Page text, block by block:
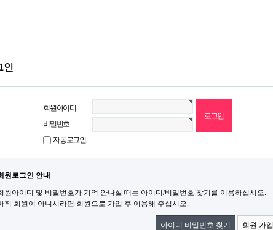
인
회원아이디
비밀번호
자동로그인
원로그인 안내
원아이디 및 비밀번호가 기억 안나실 때는 아이디/비밀번호 찾기를 이용하십시오.
직 회원이 아니시라면 회원으로 가입 후 이용해 주십시오.
아이디 비밀번호 찾기 회원 가입